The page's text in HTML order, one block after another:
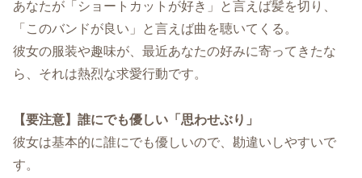
あなたが「ショートカットが好き」と言えば髪を切り、
「このバンドが良い」と言えば曲を聴いてくる。
彼女の服装や趣味が、最近あなたの好みに寄ってきたな
ら、それは熱烈な求愛行動です。
【要注意】誰にでも優しい「思わせぶり」
彼女は基本的に誰にでも優しいので、勘違いしやすいで
す。